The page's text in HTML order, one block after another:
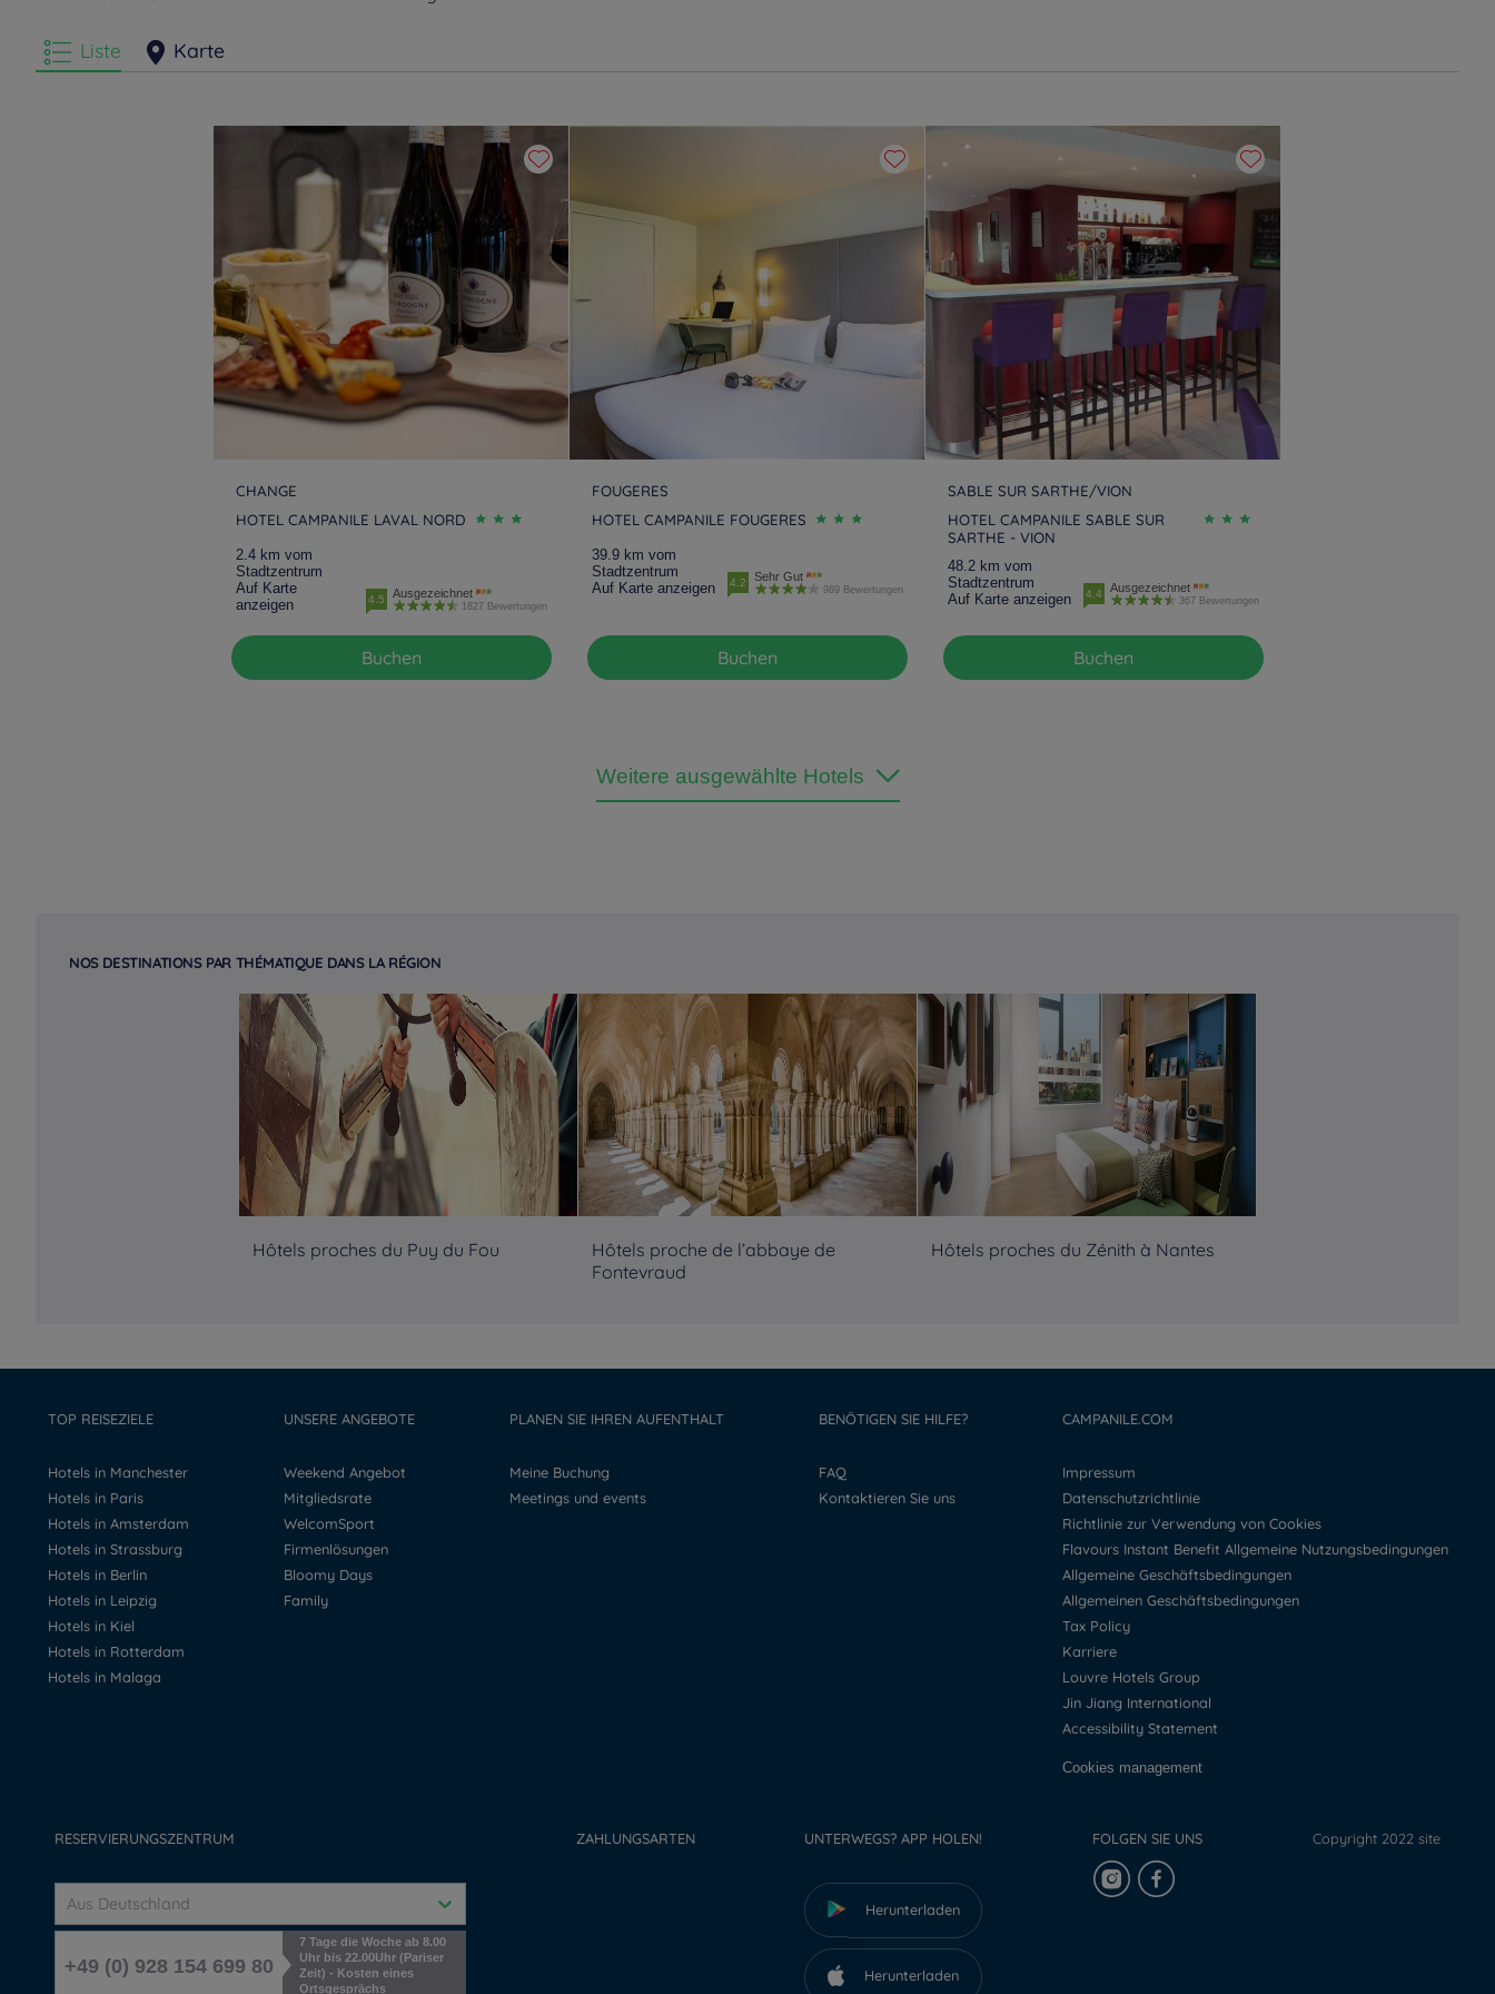
Liste Karte
CHANGE
HOTEL CAMPANILE LAVAL NORD
2.4 km vom
Stadtzentrum
Auf Karte
anzeigen
4.5 Ausgezeichnet
1827 Bewertungen
Buchen
FOUGERES
HOTEL CAMPANILE FOUGERES
39.9 km vom
Stadtzentrum
Auf Karte anzeigen
4.2 Sehr Gut
989 Bewertungen
Buchen
SABLE SUR SARTHE/VION
HOTEL CAMPANILE SABLE SUR
SARTHE - VION
48.2 km vom
Stadtzentrum
Auf Karte anzeigen
4.4 Ausgezeichnet
367 Bewertungen
Buchen
Weitere ausgewählte Hotels
NOS DESTINATIONS PAR THÉMATIQUE DANS LA RÉGION
Hôtels proches du Puy du Fou
Hôtels proche de l’abbaye de
Fontevraud
Hôtels proches du Zénith à Nantes
TOP REISEZIELE
Hotels in Manchester
Hotels in Paris
Hotels in Amsterdam
Hotels in Strassburg
Hotels in Berlin
Hotels in Leipzig
Hotels in Kiel
Hotels in Rotterdam
Hotels in Malaga
UNSERE ANGEBOTE
Weekend Angebot
Mitgliedsrate
WelcomSport
Firmenlösungen
Bloomy Days
Family
PLANEN SIE IHREN AUFENTHALT
Meine Buchung
Meetings und events
BENÖTIGEN SIE HILFE?
FAQ
Kontaktieren Sie uns
CAMPANILE.COM
Impressum
Datenschutzrichtlinie
Richtlinie zur Verwendung von Cookies
Flavours Instant Benefit Allgemeine Nutzungsbedingungen
Allgemeine Geschäftsbedingungen
Allgemeinen Geschäftsbedingungen
Tax Policy
Karriere
Louvre Hotels Group
Jin Jiang International
Accessibility Statement
Cookies management
RESERVIERUNGSZENTRUM
Aus Deutschland
+49 (0) 928 154 699 80
7 Tage die Woche ab 8.00
Uhr bis 22.00Uhr (Pariser
Zeit) - Kosten eines
Ortsgesprächs
ZAHLUNGSARTEN UNTERWEGS? APP HOLEN!
Herunterladen
Herunterladen
FOLGEN SIE UNS Copyright 2022 site